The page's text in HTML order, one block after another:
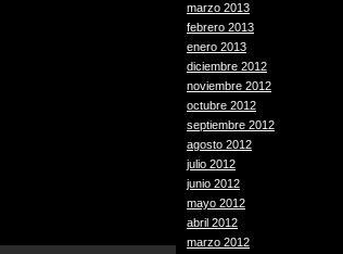
marzo 2013
febrero 2013
enero 2013
diciembre 2012
noviembre 2012
octubre 2012
septiembre 2012
agosto 2012
julio 2012
junio 2012
mayo 2012
abril 2012
marzo 2012